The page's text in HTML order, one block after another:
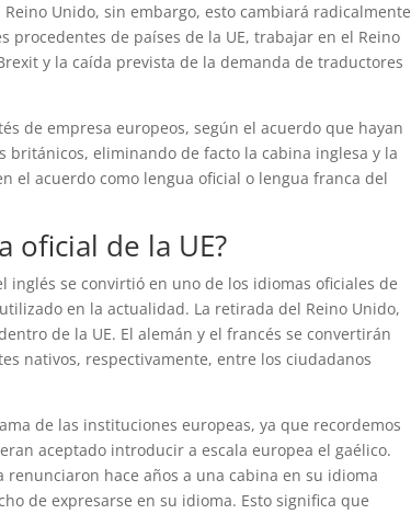
Unido, sin embargo, esto cambiará radicalmente
procedentes de países de la UE, trabajar en el Reino
y la caída prevista de la demanda de traductores
de empresa europeos, según el acuerdo que hayan
eliminando de facto la cabina inglesa y la
el acuerdo como lengua oficial o lengua franca del
oficial de la UE?
inglés se convirtió en uno de los idiomas oficiales de
en la actualidad. La retirada del Reino Unido,
de la UE. El alemán y el francés se convertirán
nativos, respectivamente, entre los ciudadanos
de las instituciones europeas, ya que recordemos
aceptado introducir a escala europea el gaélico.
hace años a una cabina en su idioma
de expresarse en su idioma. Esto significa que